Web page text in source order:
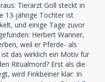
Tierarzt Goll steckt in
13-jährige Tochter ist
und einige Tage zuvor
Herbert Wanner,
weil er Pferde- als
das wirklich ein Motiv für
Ritualmord? Erst als die
wird Finkbeiner klar: In